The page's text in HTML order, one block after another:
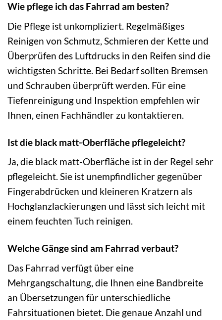
Wie pflege ich das Fahrrad am besten?
Die Pflege ist unkompliziert. Regelmäßiges
Reinigen von Schmutz, Schmieren der Kette und
Überprüfen des Luftdrucks in den Reifen sind die
wichtigsten Schritte. Bei Bedarf sollten Bremsen
und Schrauben überprüft werden. Für eine
Tiefenreinigung und Inspektion empfehlen wir
Ihnen, einen Fachhändler zu kontaktieren.
Ist die black matt-Oberfläche pflegeleicht?
Ja, die black matt-Oberfläche ist in der Regel sehr
pflegeleicht. Sie ist unempfindlicher gegenüber
Fingerabdrücken und kleineren Kratzern als
Hochglanzlackierungen und lässt sich leicht mit
einem feuchten Tuch reinigen.
Welche Gänge sind am Fahrrad verbaut?
Das Fahrrad verfügt über eine
Mehrgangschaltung, die Ihnen eine Bandbreite
an Übersetzungen für unterschiedliche
Fahrsituationen bietet. Die genaue Anzahl und